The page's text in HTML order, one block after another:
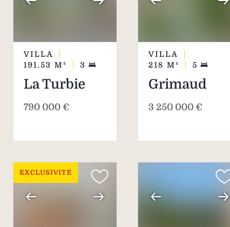
VILLA
191.53 M² 3
La Turbie
790 000 €
VILLA
218 M² 5
Grimaud
3 250 000 €
EXCLUSIVITÉ